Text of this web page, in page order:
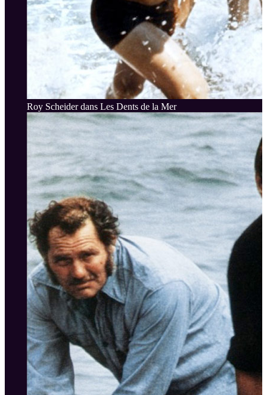
Roy Scheider dans Les Dents de la Mer